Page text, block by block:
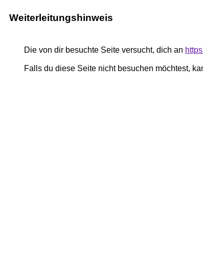
Weiterleitungshinweis
Die von dir besuchte Seite versucht, dich an
Falls du diese Seite nicht besuchen möchtest,